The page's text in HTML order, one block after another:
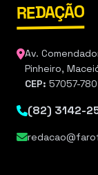
REDAÇÃO
Av.
Pinheiro,
CEP: 57057-780
(82) 3142-